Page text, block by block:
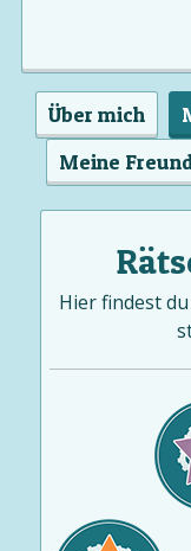
Über mich
Meine
Hier findest